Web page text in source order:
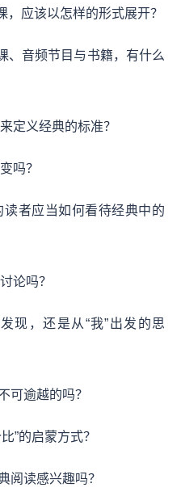
，应该以怎样的形式展开？
、音频节目与书籍，有什么
定义经典的标准？
吗？
者应当如何看待经典中的
论吗？
现，还是从“我”出发的思
可逾越的吗？
”的启蒙方式？
阅读感兴趣吗？